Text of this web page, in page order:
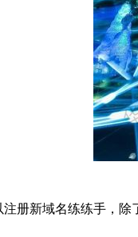
册新域名练练手，除